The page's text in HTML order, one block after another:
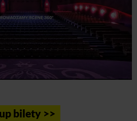
bilety >>